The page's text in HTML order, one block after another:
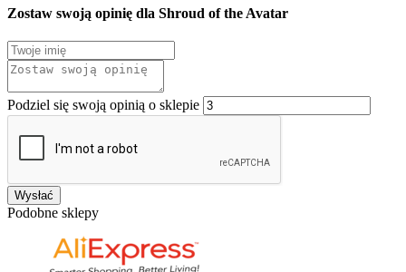
Zostaw swoją opinię dla Shroud of the Avatar
Podziel się swoją opinią o sklepie
Wysłać
Podobne sklepy